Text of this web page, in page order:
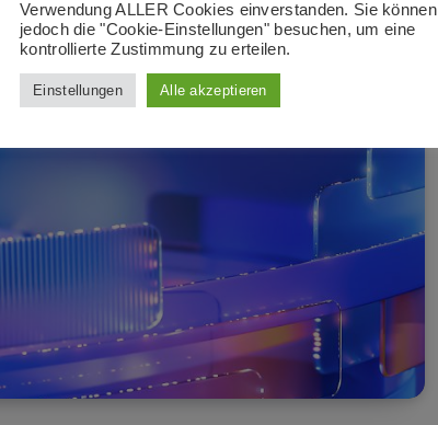
Verwendung ALLER Cookies einverstanden. Sie können
jedoch die "Cookie-Einstellungen" besuchen, um eine
kontrollierte Zustimmung zu erteilen.
Einstellungen Alle akzeptieren